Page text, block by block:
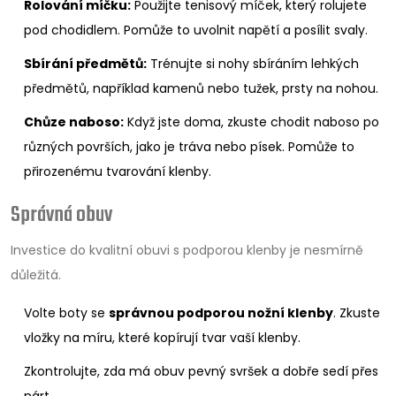
Rolování míčku: Použijte tenisový míček, který rolujete
pod chodidlem. Pomůže to uvolnit napětí a posílit svaly.
Sbírání předmětů: Trénujte si nohy sbíráním lehkých
předmětů, například kamenů nebo tužek, prsty na nohou.
Chůze naboso: Když jste doma, zkuste chodit naboso po
různých površích, jako je tráva nebo písek. Pomůže to
přirozenému tvarování klenby.
Správná obuv
Investice do kvalitní obuvi s podporou klenby je nesmírně
důležitá.
Volte boty se správnou podporou nožní klenby. Zkuste
vložky na míru, které kopírují tvar vaší klenby.
Zkontrolujte, zda má obuv pevný svršek a dobře sedí přes